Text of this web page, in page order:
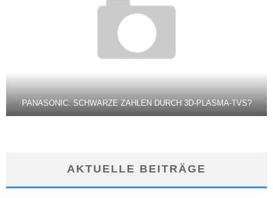
PANASONIC: SCHWARZE ZAHLEN DURCH 3D-PLASMA-TVS?
AKTUELLE BEITRÄGE